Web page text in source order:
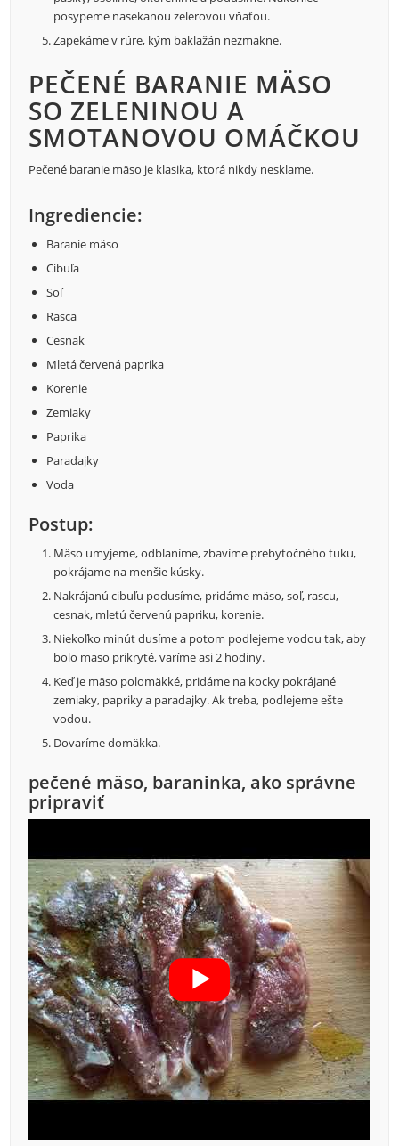
posypeme nasekanou zelerovou vňaťou.
Zapekáme v rúre, kým baklažán nezmäkne.
PEČENÉ BARANIE MÄSO
SO ZELENINOU A
SMOTANOVOU OMÁČKOU
Pečené baranie mäso je klasika, ktorá nikdy nesklame.
Ingrediencie:
Baranie mäso
Cibuľa
Soľ
Rasca
Cesnak
Mletá červená paprika
Korenie
Zemiaky
Paprika
Paradajky
Voda
Postup:
Mäso umyjeme, odblaníme, zbavíme prebytočného tuku,
pokrájame na menšie kúsky.
Nakrájanú cibuľu podusíme, pridáme mäso, soľ, rascu,
cesnak, mletú červenú papriku, korenie.
Niekoľko minút dusíme a potom podlejeme vodou tak, aby
bolo mäso prikryté, varíme asi 2 hodiny.
Keď je mäso polomäkké, pridáme na kocky pokrájané
zemiaky, papriky a paradajky. Ak treba, podlejeme ešte
vodou.
Dovaríme domäkka.
pečené mäso, baraninka, ako správne
pripraviť